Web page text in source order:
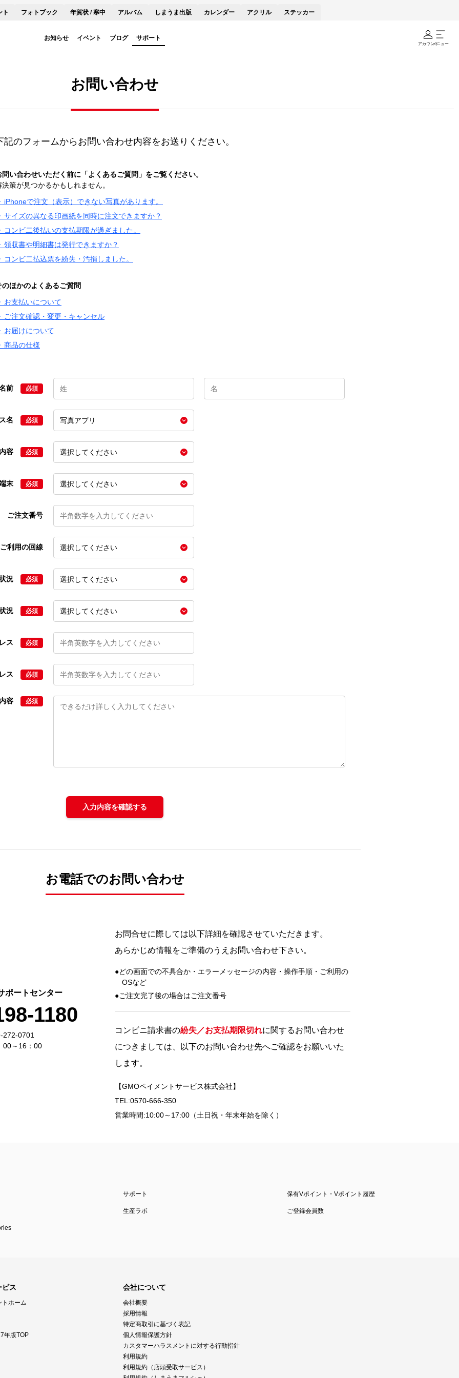
ト フォトブック 年賀状 / 寒中 アルバム しまうま出版 カレンダー アクリル ステッカー
お知らせ イベント ブログ サポート
アカウントメニュー
お問い合わせ
記のフォームからお問い合わせ内容をお送りください。
問い合わせいただく前に「よくあるご質問」をご覧ください。
決策が見つかるかもしれません。
iPhoneで注文（表示）できない写真があります。
サイズの異なる印画紙を同時に注文できますか？
コンビ二後払いの支払期限が過ぎました。
領収書や明細書は発行できますか？
コンビ二払込票を紛失・汚損しました。
のほかのよくあるご質問
お支払いについて
ご注文確認・変更・キャンセル
お届けについて
商品の仕様
前 必須
名 必須
容 必須
末 必須
ご注文番号
利用の回線
況 必須
況 必須
ス 必須
ス 必須
容 必須
入力内容を確認する
お電話でのお問い合わせ
ポートセンター
1180
272-0701
～16：00
お問合せに際しては以下詳細を確認させていただきます。
あらかじめ情報をご準備のうえお問い合わせ下さい。
どの画面での不具合か・エラーメッセージの内容・操作手順・ご利用の
OSなど
ご注文完了後の場合はご注文番号
コンビニ請求書の紛失／お支払期限切れに関するお問い合わせ
につきましては、以下のお問い合わせ先へご確認をお願いいた
します。
【GMOペイメントサービス株式会社】
TEL:0570-666-350
営業時間:10:00～17:00（土日祝・年末年始を除く）
サポート 保有Vポイント・Vポイント履歴
生産ラボ ご登録会員数
ビス
トホーム
年版TOP
会社について
会社概要
採用情報
特定商取引に基づく表記
個人情報保護方針
カスタマーハラスメントに対する行動指針
利用規約
利用規約（店頭受取サービス）